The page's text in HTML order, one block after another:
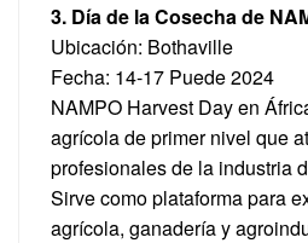
3. Día de la Cosecha de
Ubicación: Bothaville
Fecha: 14-17 Puede2024
NAMPO Harvest Day en
agrícola de primer nivel que
profesionales de la industria
Sirve como plataforma para
agrícola, ganadería y